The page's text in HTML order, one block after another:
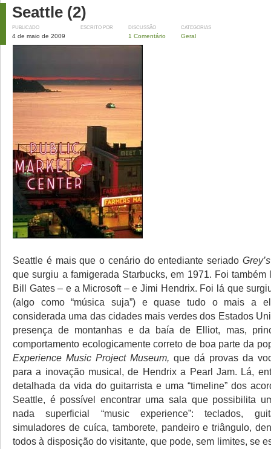
Seattle (2)
PUBLICADO
4 de maio de 2009
ESCRITO POR DISCUSSÃO
1 Comentário
CATEGORIAS
Geral
Seattle é mais que o cenário do entediante seriado
que surgiu a famigerada Starbucks, em 1971. Foi também
Bill Gates – e a Microsoft – e Jimi Hendrix. Foi lá que
(algo como “música suja”) e quase tudo o mais a
considerada uma das cidades mais verdes dos Estados
presença de montanhas e da baía de Elliot, mas,
comportamento ecologicamente correto de boa parte da
Experience Music Project Museum, que dá provas da
para a inovação musical, de Hendrix a Pearl Jam. Lá,
detalhada da vida do guitarrista e uma “timeline” dos
Seattle, é possível encontrar uma sala que possibilita
nada superficial “music experience”: teclados,
simuladores de cuíca, tamborete, pandeiro e triângulo,
todos à disposição do visitante, que pode, sem limites, se